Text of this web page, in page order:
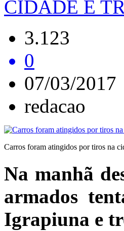
CIDADE E
3.123
0
07/03/2017
redacao
Carros foram atingidos por tiros na
Na manhã
armados
Igrapiuna e